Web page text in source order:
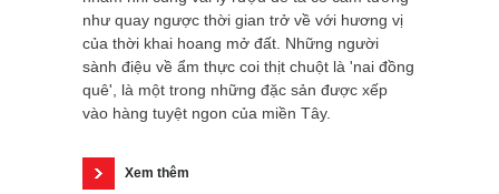
như quay ngược thời gian trở về với hương vị
của thời khai hoang mở đất. Những người
sành điệu về ẩm thực coi thịt chuột là 'nai đồng
quê', là một trong những đặc sản được xếp
vào hàng tuyệt ngon của miền Tây.
Xem thêm